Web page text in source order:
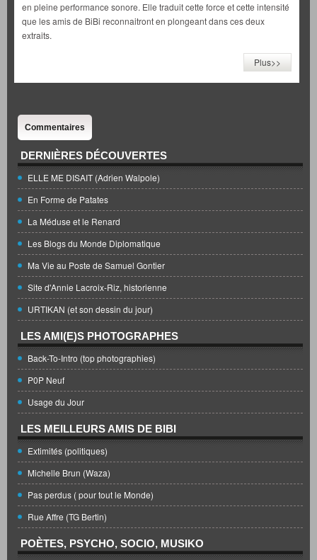
en pleine performance sonore. Elle traduit cette force et cette intensité
que les amis de BiBi reconnaitront en plongeant dans ces deux
extraits.
Plus>>
Commentaires
DERNIÈRES DÉCOUVERTES
ELLE ME DISAIT (Adrien Walpole)
En Forme de Patates
La Méduse et le Renard
Les Blogs du Monde Diplomatique
Ma Vie au Poste de Samuel Gontier
Site d'Annie Lacroix-Riz, historienne
URTIKAN (et son dessin du jour)
LES AMI(E)S PHOTOGRAPHES
Back-To-Intro (top photographies)
P0P Neuf
Usage du Jour
LES MEILLEURS AMIS DE BIBI
Extimités (politiques)
Michelle Brun (Waza)
Pas perdus ( pour tout le Monde)
Rue Affre (TG Bertin)
POÈTES, PSYCHO, SOCIO, MUSIKO